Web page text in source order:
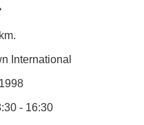
International
1998
- 16:30